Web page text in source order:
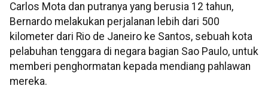
Carlos Mota dan putranya yang berusia 12 tahun,
Bernardo melakukan perjalanan lebih dari 500
kilometer dari Rio de Janeiro ke Santos, sebuah kota
pelabuhan tenggara di negara bagian Sao Paulo, untuk
memberi penghormatan kepada mendiang pahlawan
mereka.